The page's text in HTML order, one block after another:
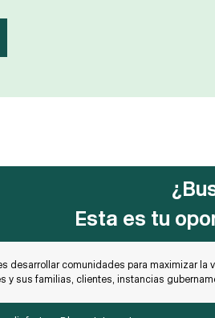
Esta es tu
desarrollar comunidades para maximizar
y sus familias, clientes, instancias